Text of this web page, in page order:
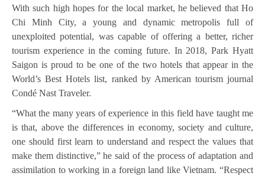
With such high hopes for the local market, he believed that Ho
Chi Minh City, a young and dynamic metropolis full of
unexploited potential, was capable of offering a better, richer
tourism experience in the coming future. In 2018, Park Hyatt
Saigon is proud to be one of the two hotels that appear in the
World’s Best Hotels list, ranked by American tourism journal
Condé Nast Traveler.
“What the many years of experience in this field have taught me
is that, above the differences in economy, society and culture,
one should first learn to understand and respect the values that
make them distinctive,” he said of the process of adaptation and
assimilation to working in a foreign land like Vietnam. “Respect